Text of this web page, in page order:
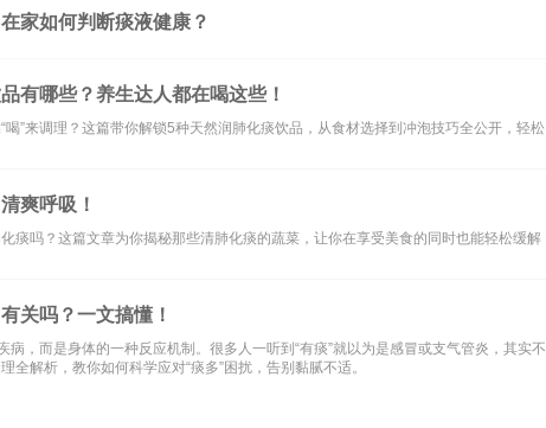
家如何判断痰液健康？
有哪些？养生达人都在喝这些！
”来调理？这篇带你解锁5种天然润肺化痰饮品，从食材选择到冲泡技巧全公开，轻松
爽呼吸！
痰吗？这篇文章为你揭秘那些清肺化痰的蔬菜，让你在享受美食的同时也能轻松缓解
关吗？一文搞懂！
病，而是身体的一种反应机制。很多人一听到“有痰”就以为是感冒或支气管炎，其实不
解析，教你如何科学应对“痰多”困扰，告别黏腻不适。